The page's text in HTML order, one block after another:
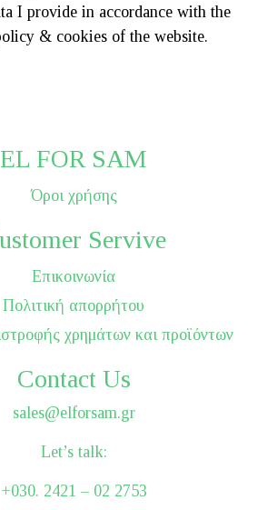
I provide in accordance with the
& cookies of the website.
EL FOR SAM
Όροι χρήσης
Servive
Επικοινωνία
Πολιτική απορρήτου
χρημάτων και προϊόντων
Contact Us
sales@elforsam.gr
Let’s talk:
+030. 2421 – 02 2753